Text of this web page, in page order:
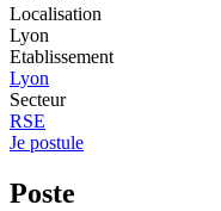
Localisation
Lyon
Etablissement
Lyon
Secteur
RSE
Je postule
Poste